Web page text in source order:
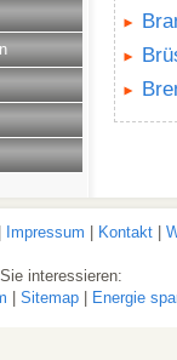
Impressum Kontakt
interessieren:
Sitemap Energie